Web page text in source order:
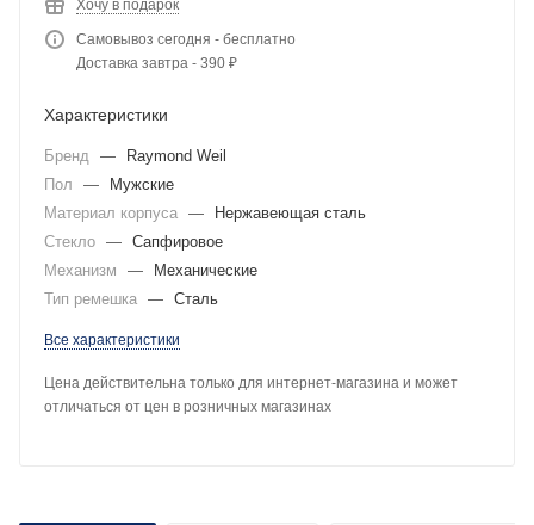
Хочу в подарок
Самовывоз сегодня - бесплатно
Доставка завтра - 390 ₽
Характеристики
Бренд —
Raymond Weil
Пол
—
Мужские
Материал корпуса —
Нержавеющая сталь
Стекло — Сапфировое
Механизм
—
Механические
Тип ремешка — Сталь
Все характеристики
Цена действительна только для интернет-магазина и может
отличаться от цен в розничных магазинах